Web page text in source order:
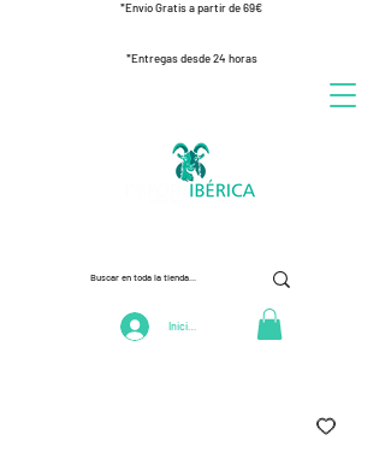
*Envío Gratis a partir de 69€
*Entregas desde 24 horas
Iniciar Sesión